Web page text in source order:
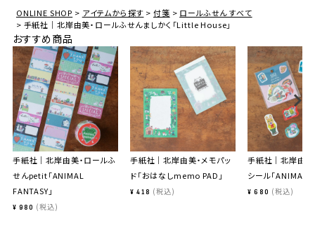
ONLINE SHOP
アイテムから探す 付箋
ロールふせん すべて
手紙社｜北岸由美・ロールふせんましかく「Little House」
おすすめ商品
手紙社｜北岸由美・ロールふ
せんpetit「ANIMAL
FANTASY」
¥ 980 税込
手紙社｜北岸由美・メモパッ
ド「おはなしmemo PAD」
¥ 418 税込
手紙社｜北岸由美
シール「ANIMAL
¥ 680 税込